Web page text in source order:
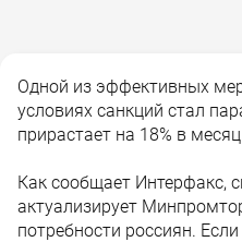
Одной из эффективных
условиях санкций стал
прирастает на 18% в месяц.
Как сообщает Интерфакс,
актуализирует
потребности россиян.